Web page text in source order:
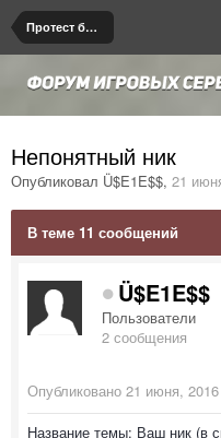
Протест бана/мута
Непонятный ник
Опубликовал Ü$E1E$$, 21
В теме 11 сообщений
Ü$E1E$$
Пользователи
2 сообщения
Опубликовано 21 июня, 2016
Название темы: Ваш ник (в